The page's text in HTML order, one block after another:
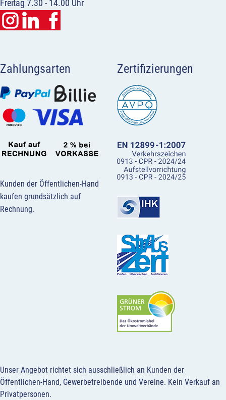
Freitag 7.30 - 14.00 Uhr
Zahlungsarten
Kunden der Öffentlichen-Hand
kaufen grundsätzlich auf
Rechnung.
Zertifizierungen
Unser Angebot richtet sich ausschließlich an Kunden der
Öffentlichen-Hand, Gewerbetreibende und Vereine. Kein Verkauf an
Privatpersonen.